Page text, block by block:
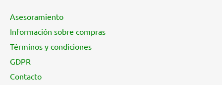
Asesoramiento
Información sobre compras
Términos y condiciones
GDPR
Contacto